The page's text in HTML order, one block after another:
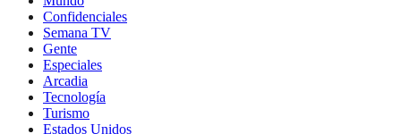
Confidenciales
Semana TV
Gente
Especiales
Arcadia
Tecnología
Turismo
Estados Unidos